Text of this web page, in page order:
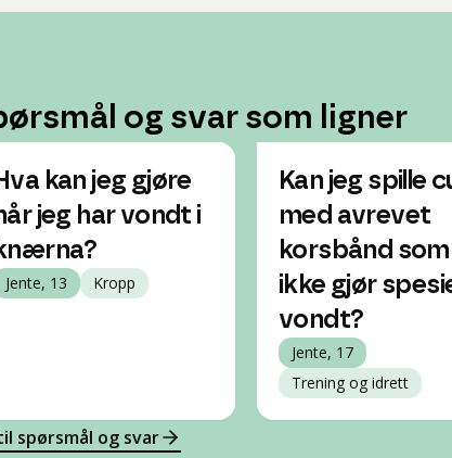
og svar som ligner
kan jeg gjøre
jeg har vondt i
Jente, 13 Kropp
Kan jeg spille
med avrevet
korsbånd som
ikke gjør
vondt?
Jente, 17
Trening og idrett
spørsmål og svar